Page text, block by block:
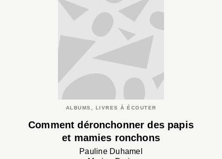
ALBUMS, LIVRES À ÉCOUTER
Comment déronchonner des papis
et mamies ronchons
Pauline Duhamel